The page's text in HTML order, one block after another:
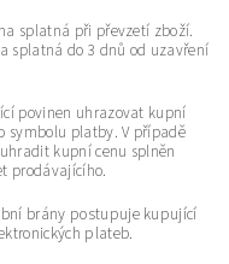
splatná při převzetí zboží.
splatná do 3 dnů od uzavření
povinen uhrazovat kupní
symbolu platby. V případě
kupní cenu splněn
prodávajícího.
brány postupuje kupující
plateb.